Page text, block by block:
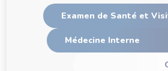
Examen de Santé et
Médecine Interne